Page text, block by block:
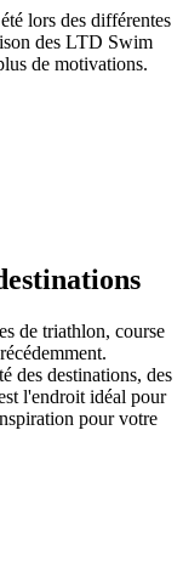
lors des différentes
des LTD Swim
de motivations.
de triathlon, course
des destinations, des
l'endroit idéal pour
pour votre